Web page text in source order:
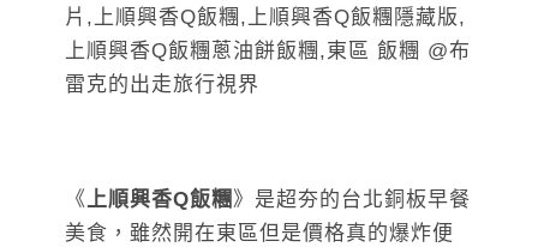
《上順興香Q飯糰》是超夯的台北銅板早餐
美食，雖然開在東區但是價格真的爆炸便